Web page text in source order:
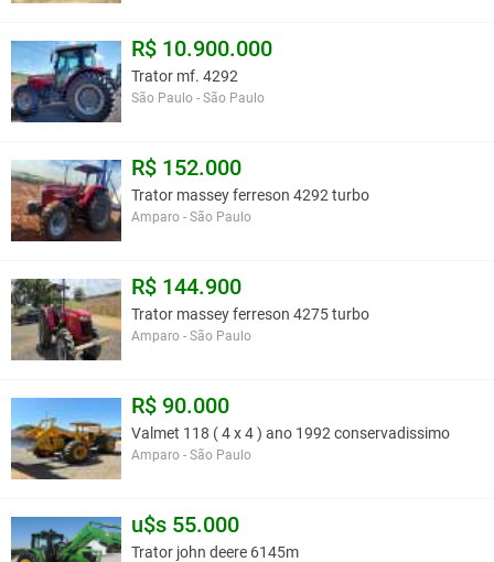
R$ 10.900.000
Trator mf. 4292
São Paulo - São Paulo
R$ 152.000
Trator massey ferreson 4292 turbo
Amparo - São Paulo
R$ 144.900
Trator massey ferreson 4275 turbo
Amparo - São Paulo
R$ 90.000
Valmet 118 ( 4 x 4 ) ano 1992 conservadissimo
Amparo - São Paulo
u$s 55.000
Trator john deere 6145m